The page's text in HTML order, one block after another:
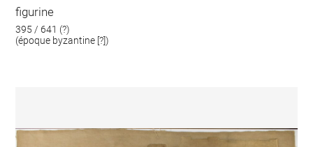
figurine
395 / 641 (?)
(époque byzantine [?])